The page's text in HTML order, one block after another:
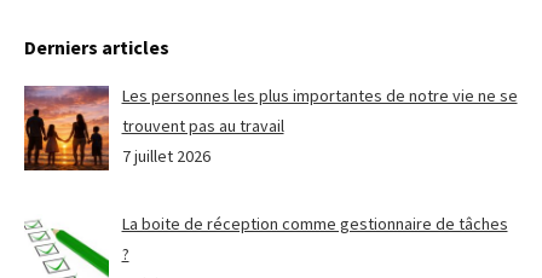
Derniers articles
Les personnes les plus importantes de notre vie ne se
trouvent pas au travail
7 juillet 2026
La boite de réception comme gestionnaire de tâches
?